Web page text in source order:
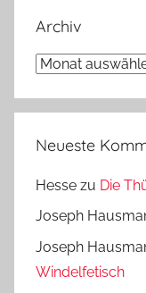
Archiv
Archiv
Neueste
Hesse zu Die
Joseph
Joseph
Windelfetisch